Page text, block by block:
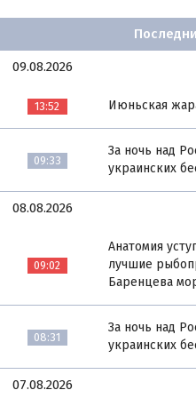
09.08.2026
13:52 Июньская
09:33
За ночь над
украинских
08.08.2026
09:02
Анатомия
лучшие
Баренцева
08:31
За ночь над
украинских
07.08.2026